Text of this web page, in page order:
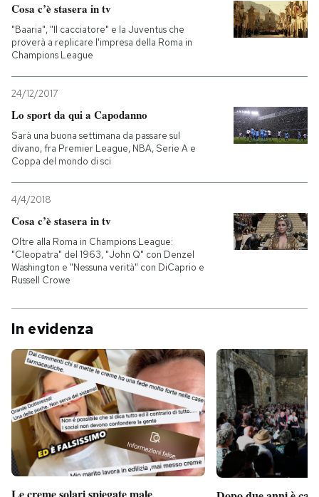
Cosa c’è stasera in tv
"Baaria", "Il cacciatore" e la Juventus che
proverà a replicare l'impresa della Roma in
Champions League
24/12/2017
Lo sport da qui a Capodanno
Sarà una buona settimana da passare sul
divano, fra Premier League, NBA, Serie A e
Coppa del mondo di sci
4/4/2018
Cosa c’è stasera in tv
Oltre alla Roma in Champions League:
"Cleopatra" del 1963, "John Q" con Denzel
Washington e "Nessuna verità" con DiCaprio e
Russell Crowe
In evidenza
Le creme solari spiegate male